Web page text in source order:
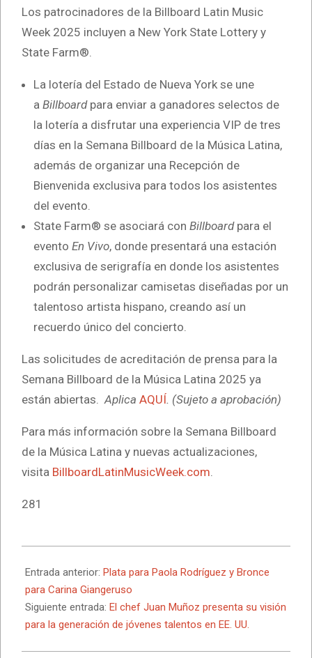
Los patrocinadores de la Billboard Latin Music
Week 2025 incluyen a New York State Lottery y
State Farm®.
La lotería del Estado de Nueva York se une
a Billboardpara enviar a ganadores selectos de
la lotería a disfrutar una experiencia VIP de tres
días en la Semana Billboard de la Música Latina,
además de organizar una Recepción de
Bienvenida exclusiva para todos los asistentes
del evento.
State Farm® se asociará con Billboardpara el
evento En Vivo, donde presentará una estación
exclusiva de serigrafía en donde los asistentes
podrán personalizar camisetas diseñadas por un
talentoso artista hispano, creando así un
recuerdo único del concierto.
Las solicitudes de acreditación de prensa para la
Semana Billboard de la Música Latina 2025 ya
están abiertas.
Aplica AQUÍ. (Sujeto a aprobación)
Para más información sobre la Semana Billboard
de la Música Latina y nuevas actualizaciones,
visita BillboardLatinMusicWeek.com
281
08-
24
Entrada anterior: Plata para Paola Rodríguez y Bronce
para Carina Giangeruso
Siguiente entrada: El chef Juan Muñoz presenta su visión
para la generación de jóvenes talentos en EE. UU.